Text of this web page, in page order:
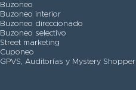
Buzoneo
Buzoneo interior
Buzoneo direccionado
Buzoneo selectivo
Street marketing
Cuponeo
GPVS, Auditorías y Mystery Shopper